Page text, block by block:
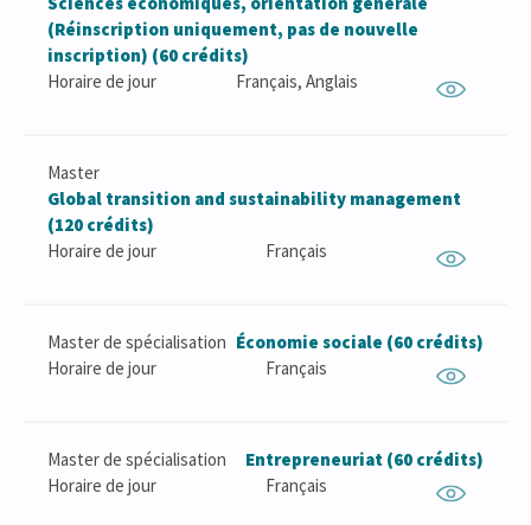
(Réinscription uniquement, pas de nouvelle
inscription) (60 crédits)
Horaire de jour
Français, Anglais
Master
Global transition and sustainability management
(120 crédits)
Horaire de jour
Français
Master de spécialisation Économie sociale (60 crédits)
Horaire de jour
Français
Master de spécialisation
Entrepreneuriat (60 crédits)
Horaire de jour
Français